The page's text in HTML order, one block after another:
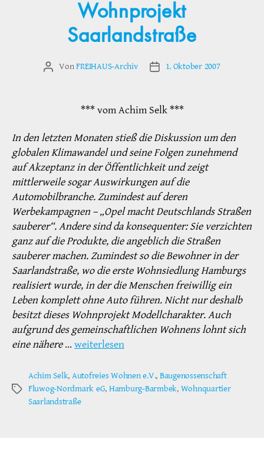
Wohnprojekt
Saarlandstraße
Beitragsautor
VonFREIHAUS-Archiv Veröffentlichungsdatum
1. Oktober 2007
*** vom Achim Selk ***
In den letzten Monaten stieß die Diskussion um den
globalen Klimawandel und seine Folgen zunehmend
auf Akzeptanz in der Öffentlichkeit und zeigt
mittlerweile sogar Auswirkungen auf die
Automobilbranche. Zumindest auf deren
Werbekampagnen – „Opel macht Deutschlands Straßen
sauberer“. Andere sind da konsequenter: Sie verzichten
ganz auf die Produkte, die angeblich die Straßen
sauberer machen. Zumindest so die Bewohner in der
Saarlandstraße, wo die erste Wohnsiedlung Hamburgs
realisiert wurde, in der die Menschen freiwillig ein
Leben komplett ohne Auto führen. Nicht nur deshalb
besitzt dieses Wohnprojekt Modellcharakter. Auch
aufgrund des gemeinschaftlichen Wohnens lohnt sich
eine nähere… weiterlesen
Schlagwörter
Achim Selk, Autofreies Wohnen e.V., Baugenossenschaft
Fluwog-Nordmark eG, Hamburg-Barmbek, Wohnquartier
Saarlandstraße